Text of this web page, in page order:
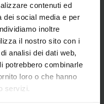
contenuti ed
dei social media e per
inoltre
il nostro sito con i
analisi dei dati web,
potrebbero combinarle
loro o che hanno
servizi.
delle
due host smette
Lo scopo è
continuato.
“Fail-over